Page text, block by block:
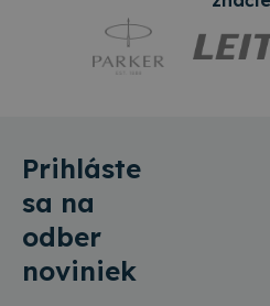
Prihláste
sa na
odber
noviniek